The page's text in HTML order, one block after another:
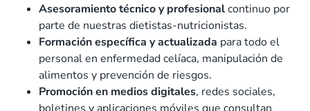
Asesoramiento técnico y profesionalcontinuo por
parte de nuestras dietistas-nutricionistas.
Formación específica y actualizada para todo el
personal en enfermedad celíaca, manipulación de
alimentos y prevención de riesgos.
Promoción en medios digitales, redes sociales,